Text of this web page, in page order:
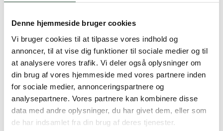
Denne hjemmeside bruger cookies
Vi bruger cookies til at tilpasse vores indhold og
annoncer, til at vise dig funktioner til sociale medier og til
at analysere vores trafik. Vi deler også oplysninger om
din brug af vores hjemmeside med vores partnere inden
for sociale medier, annonceringspartnere og
analysepartnere. Vores partnere kan kombinere disse
data med andre oplysninger, du har givet dem, eller som
de har indsamlet fra din brug af deres tjenester.